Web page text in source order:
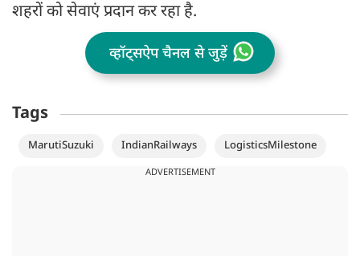
शहरों को सेवाएं प्रदान कर रहा है.
व्हॉट्सऐप चैनल से जुड़ें
Tags
MarutiSuzuki IndianRailways LogisticsMilestone
ADVERTISEMENT